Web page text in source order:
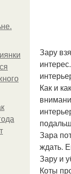
Зару
Как и
Зара
ждать.
Зару и
Коты